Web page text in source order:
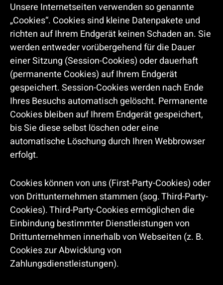
Unsere Internetseiten verwenden so genannte
„Cookies“. Cookies sind kleine Datenpakete und
richten auf Ihrem Endgerät keinen Schaden an. Sie
werden entweder vorübergehend für die Dauer
einer Sitzung (Session-Cookies) oder dauerhaft
(permanente Cookies) auf Ihrem Endgerät
gespeichert. Session-Cookies werden nach Ende
Ihres Besuchs automatisch gelöscht. Permanente
Cookies bleiben auf Ihrem Endgerät gespeichert,
bis Sie diese selbst löschen oder eine
automatische Löschung durch Ihren Webbrowser
erfolgt.
Cookies können von uns (First-Party-Cookies) oder
von Drittunternehmen stammen (sog. Third-Party-
Cookies). Third-Party-Cookies ermöglichen die
Einbindung bestimmter Dienstleistungen von
Drittunternehmen innerhalb von Webseiten (z. B.
Cookies zur Abwicklung von
Zahlungsdienstleistungen).